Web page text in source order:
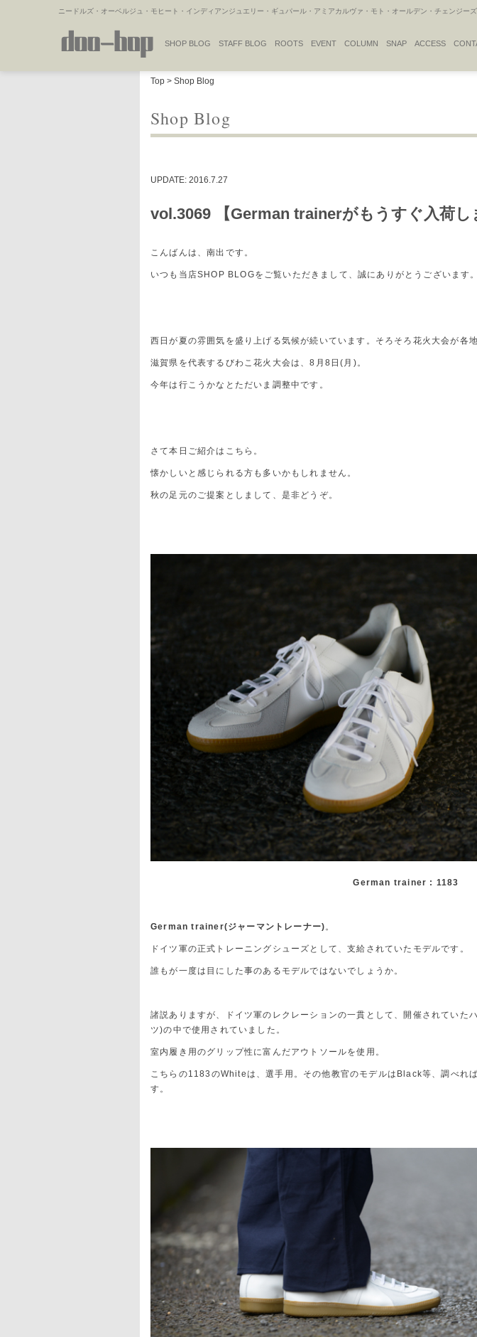
ニードルズ・オーベルジュ・モヒート・インディアンジュエリー・ギュパール・アミアカルヴァ・モト・オールデン・チェンジー
SHOP BLOG STAFF BLOG ROOTS EVENT COLUMN SNAP ACCESS
Top > Shop Blog
Shop Blog
UPDATE: 2016.7.27
vol.3069 【German trainerがもうすぐ入荷し
こんばんは、南出です。
いつも当店SHOP BLOGをご覧いただきまして、誠にありがとうございます。
西日が夏の雰囲気を盛り上げる気候が続いています。そろそろ花火大会が各
滋賀県を代表するびわこ花火大会は、8月8日(月)。
今年は行こうかなとただいま調整中です。
さて本日ご紹介はこちら。
懐かしいと感じられる方も多いかもしれません。
秋の足元のご提案としまして、是非どうぞ。
German trainer : 1183
German trainer(ジャーマントレーナー)。
ドイツ軍の正式トレーニングシューズとして、支給されていたモデルです。
誰もが一度は目にした事のあるモデルではないでしょうか。
諸説ありますが、ドイツ軍のレクレーションの一貫として、開催されていた
ツ)の中で使用されていました。
室内履き用のグリップ性に富んだアウトソールを使用。
こちらの1183のWhiteは、選手用。その他教官のモデルはBlack等、調べれ
す。